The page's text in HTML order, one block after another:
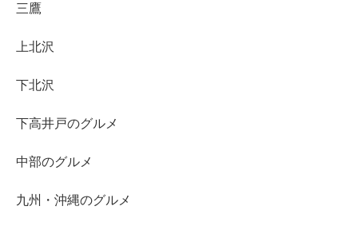
三鷹
上北沢
下北沢
下高井戸のグルメ
中部のグルメ
九州・沖縄のグルメ